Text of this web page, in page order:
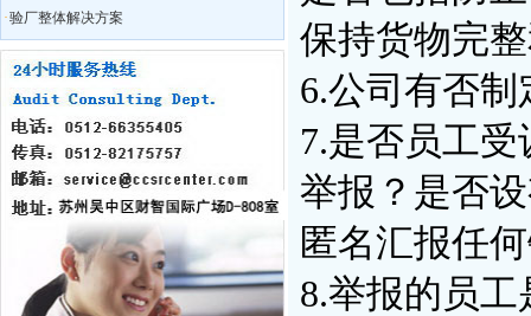
热烈祝贺我公司员工Charly月15日获得
ISO外审员资格证书
6月29日我公司CSR研讨会在无锡召开
10月28日苏州XX服饰在我公司辅导下
通过BSCI认证
，被审核员誉为苏州最
10月29日苏州奥地特企业管理咨询有
限公司，召开公司大会公布上半年业
绩，累计辅导企业322家，一次性通过
率95%
12月18日，苏州奥地特企业对厦门27
家外贸公司开展BSCI 认知培训公开课
扬州zy玩具ICTI 认证取得优异成绩
2010我公司业绩大幅增长,全年累计辅
导工厂达903家！
·验厂整体解决方案
保持货物完
6.公司有否
7.是否员工
举报？是否
匿名汇报任
8.举报的员